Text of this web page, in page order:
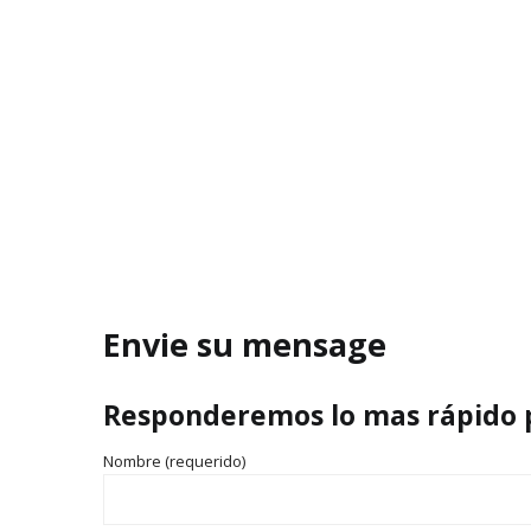
Envie su mensage
Responderemos lo mas rápido
Nombre (requerido)